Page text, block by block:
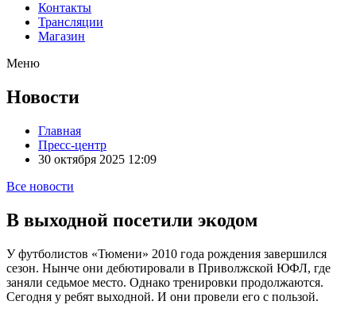
Контакты
Трансляции
Магазин
Меню
Новости
Главная
Пресс-центр
30 октября 2025 12:09
Все новости
В выходной посетили экодом
У футболистов «Тюмени» 2010 года рождения завершился
сезон. Нынче они дебютировали в Приволжской ЮФЛ, где
заняли седьмое место. Однако тренировки продолжаются.
Сегодня у ребят выходной. И они провели его с пользой.